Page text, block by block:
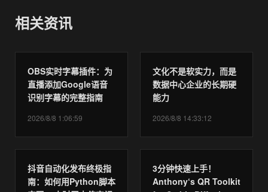
相关资讯
OBS实时字幕插件：为
直播添加Google语音
识别字幕的完整指南
2026/8/8 1:06:59
文化不是软实力，而是
数据中心企业的长期硬
能力
2026/8/8 14:33:12
抖音自动化发布终极指
南：如何用Python脚本
3分钟快速上手！
Anthony‘s QR Toolkit